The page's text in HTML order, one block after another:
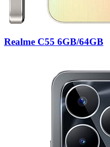
Realme C55 6GB/64GB